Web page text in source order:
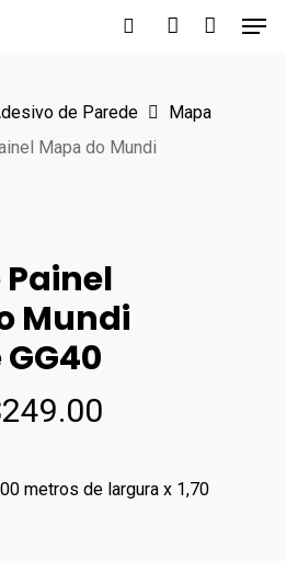
de Parede
Mapa
Mapa do Mundi
Mundi
249.00
atual
é:
metros de largura x 1,70